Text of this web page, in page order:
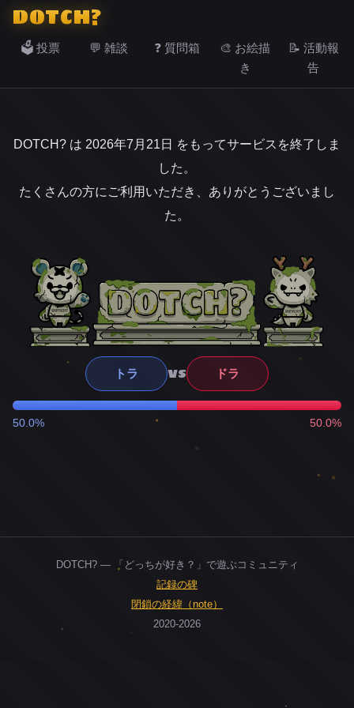
DOTCH?
🗳️ 投票 💬 雑談 ❓ 質問箱
🎨 お絵描
き
📝 活動報
告
DOTCH? は 2026年7月21日 をもってサービスを終了しま
した。
たくさんの方にご利用いただき、ありがとうございまし
た。
トラ VS ドラ
50.0% 50.0%
DOTCH? — 「どっちが好き？」で遊ぶコミュニティ
記録の碑
閉鎖の経緯（note）
2020-2026